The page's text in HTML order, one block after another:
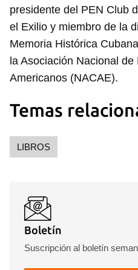
Para poder guardar como
presidente del PEN Club
el Exilio y miembro de la
Memoria Histórica
la Asociación Nacional
Americanos (NACAE).
Temas
LIBROS
Boletín
Suscripción al boletín